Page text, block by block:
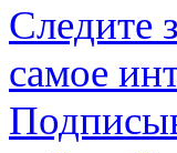
Следите
самое